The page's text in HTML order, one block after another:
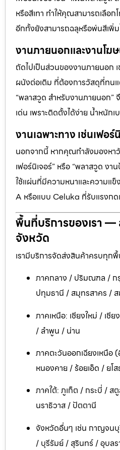
หรือสีเทา ทำให้คุณสามารถเลือ
อีกทั้งยังสามารถฉลุหรือพ่นสีเพิ่
งานภายนอกและงานโฆ
ถัดไปเป็นส่วนของงานภายนอก
ผนังต่อเติม ที่ต้องการวัสดุที่ทน
“พลาสวูด สำหรับงานภายนอก”
เด่น เพราะติดตั้งได้ง่าย น้ำหนัก
งานเฉพาะทาง เช่นเฟอ
นอกจากนี้ หากคุณกำลังมองหา
เฟอร์นิเจอร์” หรือ “พลาสวูด งา
ใช้แผ่นที่มีความหนาและความแข็
A หรือแบบ Celuka ที่รับแรงกด
พื้นที่บริการของเรา —
จังหวัด
เรามีบริการจัดส่งสินค้าครบทุกพื้
ภาคกลาง / ปริมณฑล / ก
ปทุมธานี / สมุทรสาคร / ส
ภาคเหนือ: เชียงใหม่ / เชี
/ ลำพูน / น่าน
ภาคตะวันออกเฉียงเหนือ
หนองคาย / ร้อยเอ็ด / ยโ
ภาคใต้: ภูเก็ต / กระบี่ /
นราธิวาส / ปัตตานี
จังหวัดอื่นๆ เช่น กาญจน
/ บุรีรัมย์ / สุรินทร์ / อุบล